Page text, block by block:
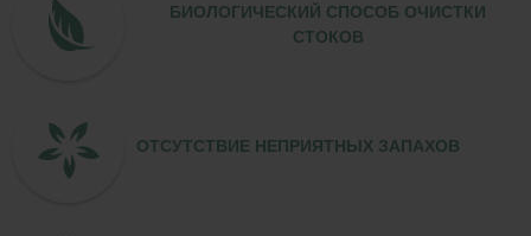
БИОЛОГИЧЕСКИЙ СПОСОБ ОЧИСТКИ
СТОКОВ
ОТСУТСТВИЕ НЕПРИЯТНЫХ ЗАПАХОВ